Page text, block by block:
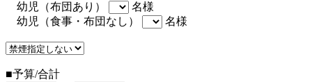
幼児（布団あり）
名様
幼児（食事・布団なし）
名様
■予算/合計